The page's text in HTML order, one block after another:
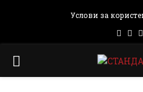
Услови за
PRIMARY